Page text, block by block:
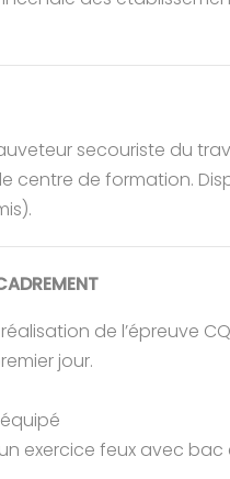
secouriste du
centre de formation.
de l’épreuve
jour.
exercice feux avec